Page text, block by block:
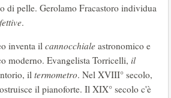
di pelle. Gerolamo Fracastoro individua
.
inventa il cannocchiale astronomico e
moderno. Evangelista Torricelli, il
il termometro. Nel XVIII° secolo,
il pianoforte. Il XIX° secolo c'è